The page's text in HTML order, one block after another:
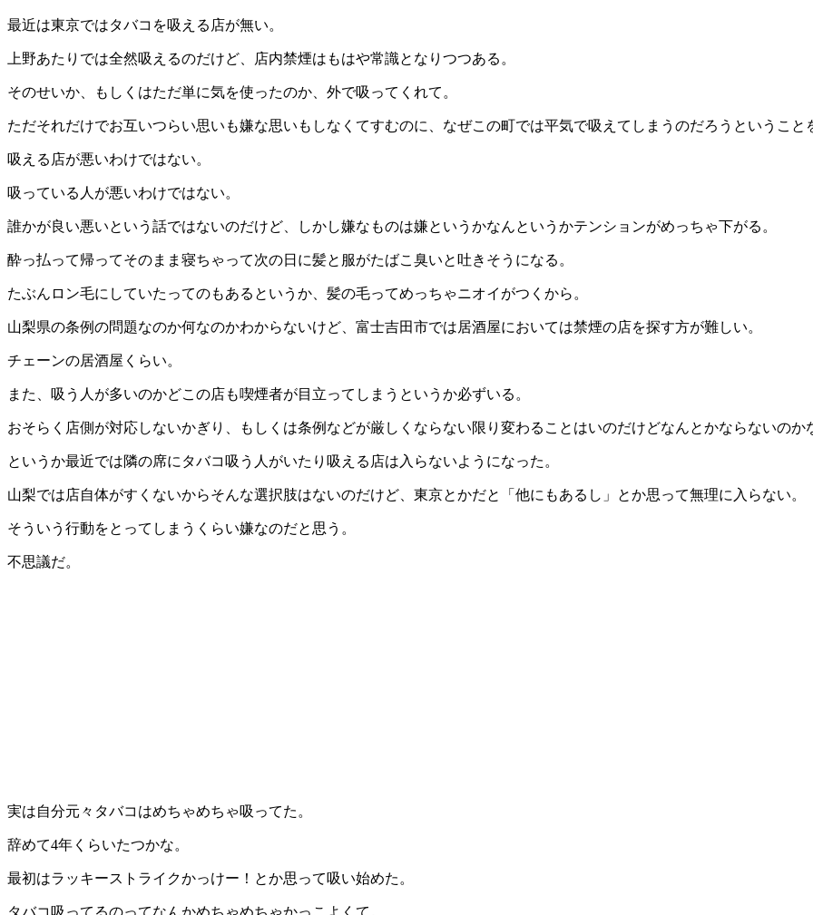
最近は東京ではタバコを吸える店が無い。
上野あたりでは全然吸えるのだけど、店内禁煙はもはや常識となりつつある。
そのせいか、もしくはただ単に気を使ったのか、外で吸ってくれて。
ただそれだけでお互いつらい思いも嫌な思いもしなくてすむのに、なぜこの町では平気で吸えてしまうのだろうということ
吸える店が悪いわけではない。
吸っている人が悪いわけではない。
誰かが良い悪いという話ではないのだけど、しかし嫌なものは嫌というかなんというかテンションがめっちゃ下がる。
酔っ払って帰ってそのまま寝ちゃって次の日に髪と服がたばこ臭いと吐きそうになる。
たぶんロン毛にしていたってのもあるというか、髪の毛ってめっちゃニオイがつくから。
山梨県の条例の問題なのか何なのかわからないけど、富士吉田市では居酒屋においては禁煙の店を探す方が難しい。
チェーンの居酒屋くらい。
また、吸う人が多いのかどこの店も喫煙者が目立ってしまうというか必ずいる。
おそらく店側が対応しないかぎり、もしくは条例などが厳しくならない限り変わることはいのだけどなんとかならないのか
というか最近では隣の席にタバコ吸う人がいたり吸える店は入らないようになった。
山梨では店自体がすくないからそんな選択肢はないのだけど、東京とかだと「他にもあるし」とか思って無理に入らない。
そういう行動をとってしまうくらい嫌なのだと思う。
不思議だ。
実は自分元々タバコはめちゃめちゃ吸ってた。
辞めて4年くらいたつかな。
最初はラッキーストライクかっけー！とか思って吸い始めた。
タバコ吸ってるのってなんかめちゃめちゃかっこよくて。